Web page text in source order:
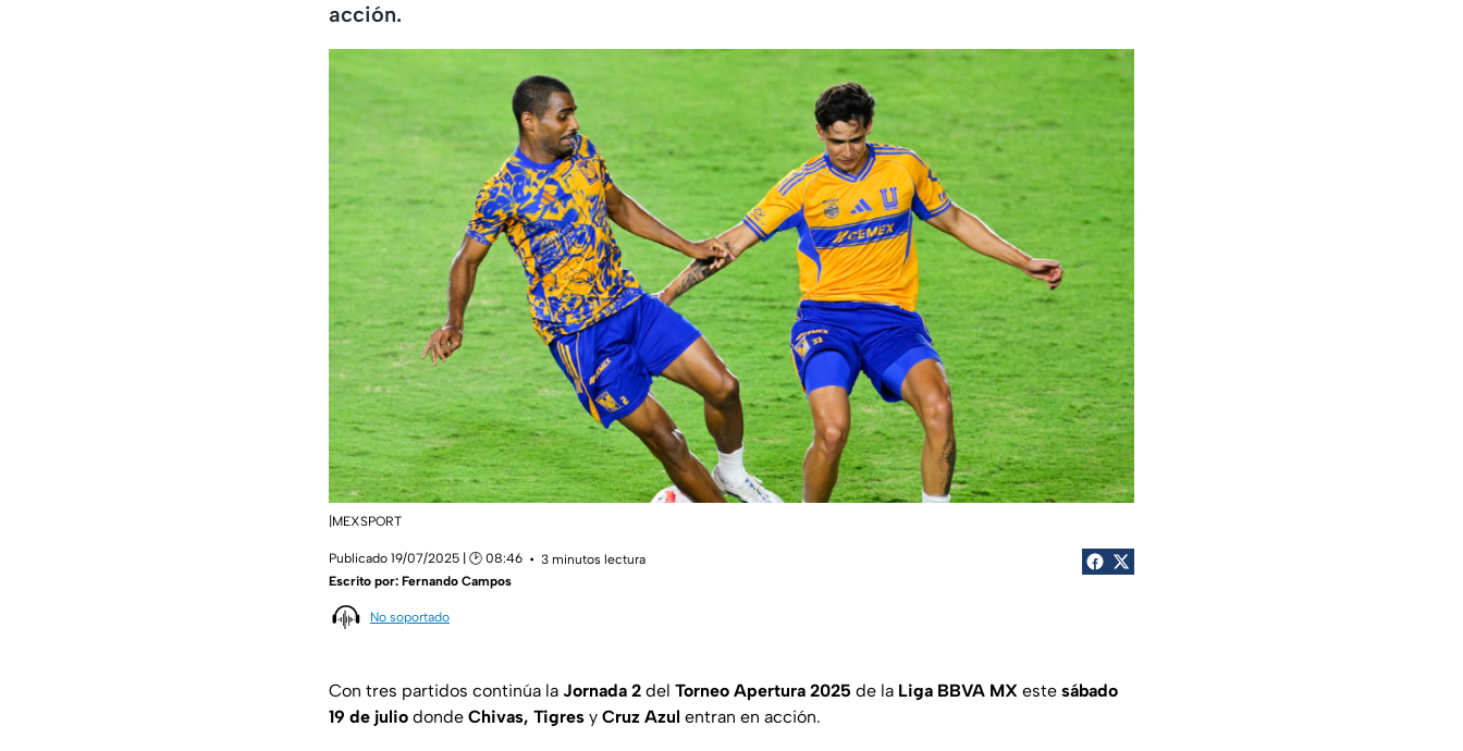
acción.
|MEXSPORT
Publicado 19/07/2025 | 🕑 08:46
3 minutos lectura
Escrito por: Fernando Campos
No soportado
Con tres partidos continúa la Jornada 2 del Torneo Apertura 2025 de la Liga BBVA MX este sábado
19 de julio donde Chivas, Tigres y Cruz Azul entran en acción.